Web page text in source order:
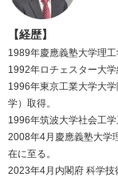
【経歴】
1989年慶應義塾大学理工
1992年ロチェスター大学
1996年東京工業大学大
学）取得。
1996年筑波大学社会工
2008年4月慶應義塾大学
在に至る。
2023年4月内閣府 科学